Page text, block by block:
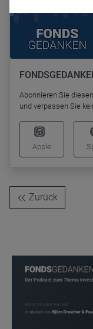
Abonnieren Sie
und verpassen Sie
Apple
Zurück
Name
CPref
Anbieter D&C
Zweck
Ablauf